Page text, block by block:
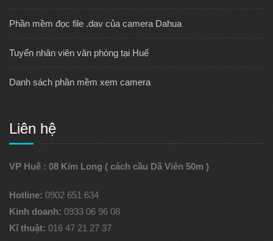
Phần mềm đọc file .dav của camera Dahua
Tuyển nhân viên văn phòng tại Huế
Danh sách phần mềm xem camera
Liên hệ
VP Huế : 08 Kim Long ( cách cầu Dã Viên 50m )
Hotline: 0902 651 634
Kinh doanh: 0933 06 96 08
Kĩ thuật: 016 47 21 27 37